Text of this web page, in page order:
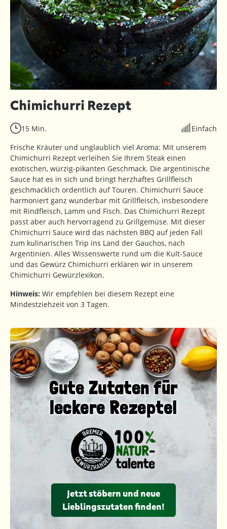
Chimichurri Rezept
15 Min.
Einfach
Frische Kräuter und unglaublich viel Aroma: Mit unserem
Chimichurri Rezept verleihen Sie Ihrem Steak einen
exotischen, würzig-pikanten Geschmack. Die argentinische
Sauce hat es in sich und bringt herzhaftes Grillfleisch
geschmacklich ordentlich auf Touren. Chimichurri Sauce
harmoniert ganz wunderbar mit Grillfleisch, insbesondere
mit Rindfleisch, Lamm und Fisch. Das Chimichurri Rezept
passt aber auch hervorragend zu Grillgemüse. Mit dieser
Chimichurri Sauce wird das nächsten BBQ auf jeden Fall
zum kulinarischen Trip ins Land der Gauchos, nach
Argentinien. Alles Wissenswerte rund um die Kult-Sauce
und das Gewürz Chimichurri erklären wir in unserem
Chimichurri Gewürzlexikon.
Hinweis: Wir empfehlen bei diesem Rezept eine
Mindestziehzeit von 3 Tagen.
Gute Zutaten für
leckere Rezepte!
Jetzt stöbern und neue
Lieblingszutaten finden!